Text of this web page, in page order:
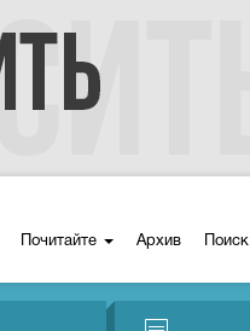
Почитайте Архив Поиск